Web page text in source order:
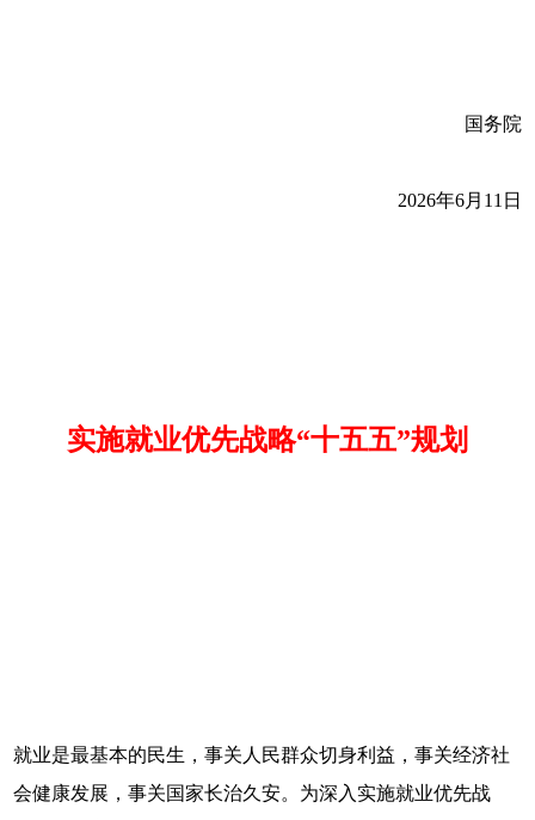
国务院
2026年6月11日
实施就业优先战略“十五五”规划
就业是最基本的民生，事关人民群众切身利益，事关经济社
会健康发展，事关国家长治久安。为深入实施就业优先战